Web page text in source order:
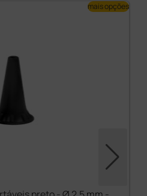
mais opções